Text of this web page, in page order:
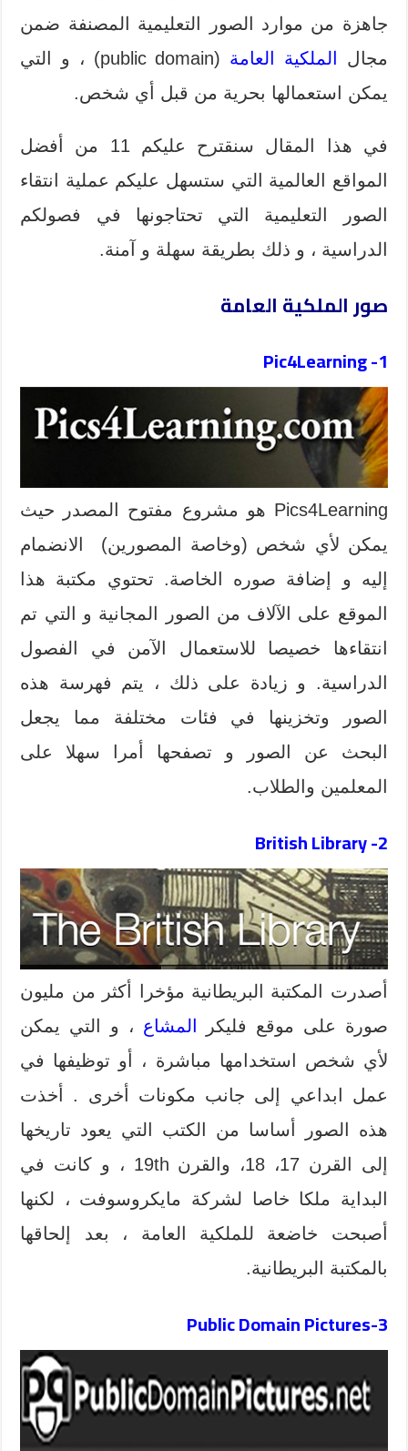
جاهزة من موارد الصور التعليمية المصنفة ضمن
مجال
الملكية العامة
(public domain) ، و التي
يمكن استعمالها بحرية من قبل أي شخص.
في هذا المقال سنقترح عليكم 11 من أفضل
المواقع العالمية التي ستسهل عليكم عملية انتقاء
الصور التعليمية التي تحتاجونها في فصولكم
الدراسية ، و ذلك بطريقة سهلة و آمنة.
صور الملكية العامة
1-
Pic4Learning
Pics4Learning هو مشروع مفتوح المصدر حيث
يمكن لأي شخص (وخاصة المصورين) الانضمام
إليه و إضافة صوره الخاصة. تحتوي مكتبة هذا
الموقع على الآلاف من الصور المجانية و التي تم
انتقاءها خصيصا للاستعمال الآمن في الفصول
الدراسية. و زيادة على ذلك ، يتم فهرسة هذه
الصور وتخزينها في فئات مختلفة مما يجعل
البحث عن الصور و تصفحها أمرا سهلا على
المعلمين والطلاب.
2-
British Library
أصدرت المكتبة البريطانية مؤخرا أكثر من مليون
صورة على موقع فليكر
المشاع ، و التي يمكن
لأي شخص استخدامها مباشرة ، أو توظيفها في
عمل ابداعي إلى جانب مكونات أخرى . أخذت
هذه الصور أساسا من الكتب التي يعود تاريخها
إلى القرن 17، 18، والقرن 19th ، و كانت في
البداية ملكا خاصا لشركة مايكروسوفت ، لكنها
أصبحت خاضعة للملكية العامة ، بعد إلحاقها
بالمكتبة البريطانية.
3-
Public Domain Pictures